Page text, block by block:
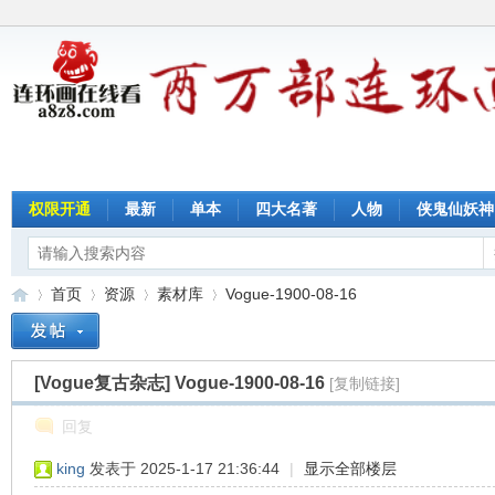
权限开通 最新 单本 四大名著 人物 侠鬼仙妖神
»
首页
›
资源
›
素材库
›
Vogue-1900-08-16
[Vogue复古杂志] Vogue-1900-08-16 [复制链接]
回复
king 发表于 2025-1-17 21:36:44 | 显示全部楼层